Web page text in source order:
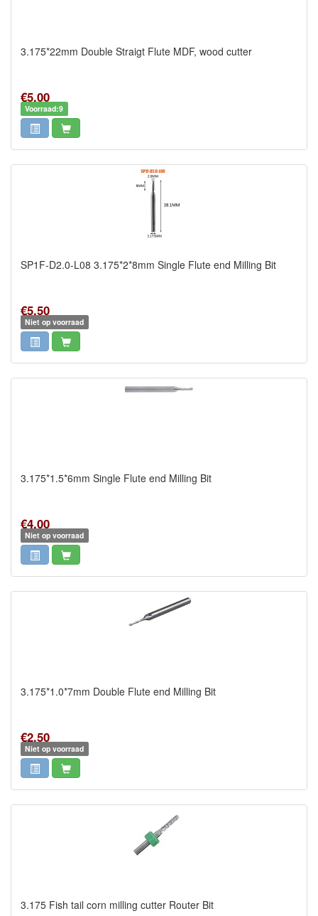
3.175*22mm Double Straigt Flute MDF, wood cutter
€5,00
Voorraad:9
SP1F-D2.0-L08 3.175*2*8mm Single Flute end Milling Bit
€5,50
Niet op voorraad
3.175*1.5*6mm Single Flute end Milling Bit
€4,00
Niet op voorraad
3.175*1.0*7mm Double Flute end Milling Bit
€2,50
Niet op voorraad
3.175 Fish tail corn milling cutter Router Bit